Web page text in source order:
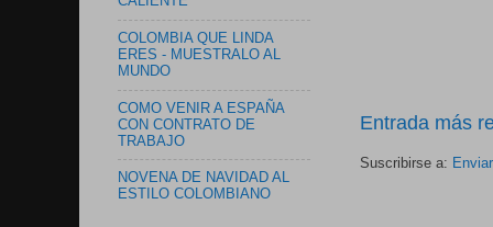
Entrada más
Suscribirse a:
COLOMBIA QUE LINDA
ERES - MUESTRALO AL
MUNDO
COMO VENIR A ESPAÑA
CON CONTRATO DE
TRABAJO
NOVENA DE NAVIDAD AL
ESTILO COLOMBIANO